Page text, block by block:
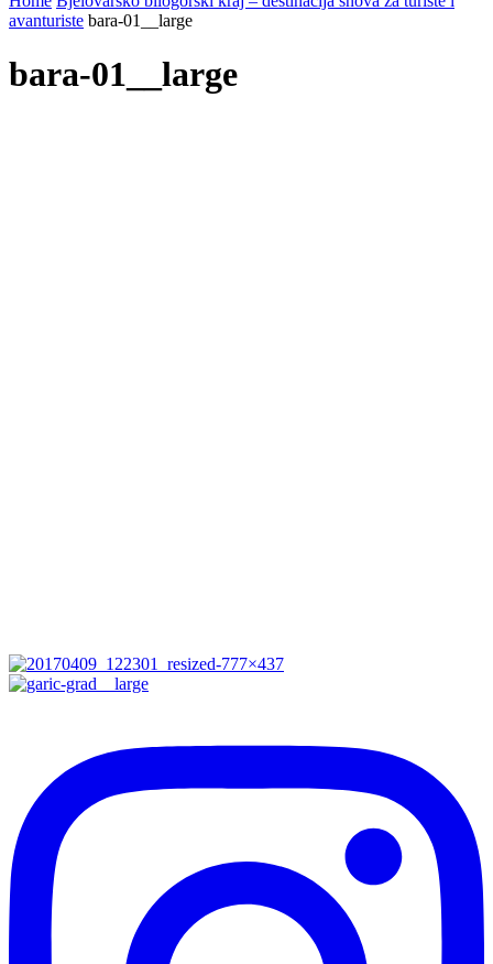
avanturiste bara-01__large
bara-01__large